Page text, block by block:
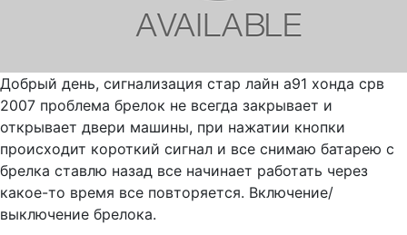
Добрый день, сигнализация стар лайн а91 хонда срв
2007 проблема брелок не всегда закрывает и
открывает двери машины, при нажатии кнопки
происходит короткий сигнал и все снимаю батарею с
брелка ставлю назад все начинает работать через
какое-то время все повторяется. Включение/
выключение брелока.